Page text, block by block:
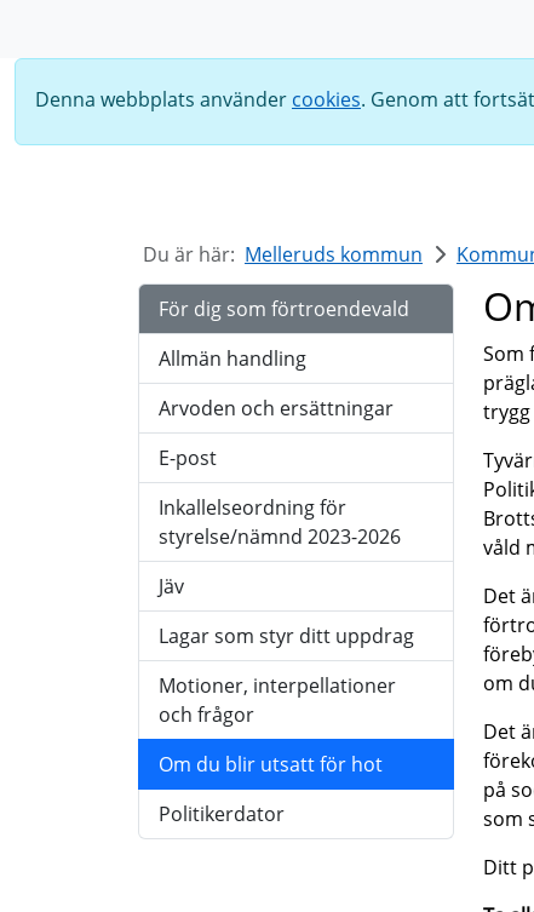
Denna webbplats använder cookies. Genom att
Du är här: Melleruds kommun
För dig som förtroendevald
Allmän handling
Arvoden och ersättningar
E-post
Inkallelseordning för
styrelse/nämnd 2023-2026
Jäv
Lagar som styr ditt uppdrag
Motioner, interpellationer
och frågor
Om du blir utsatt för hot
Politikerdator
Som
våld
Det
om
Det
på
som
Ditt